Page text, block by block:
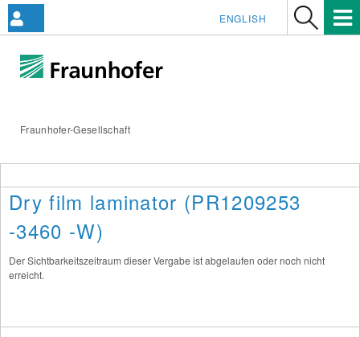
Fraunhofer-Gesellschaft
ENGLISH
Dry film laminator (PR1209253
-3460 -W)
Der Sichtbarkeitszeitraum dieser Vergabe ist abgelaufen oder noch nicht
erreicht.